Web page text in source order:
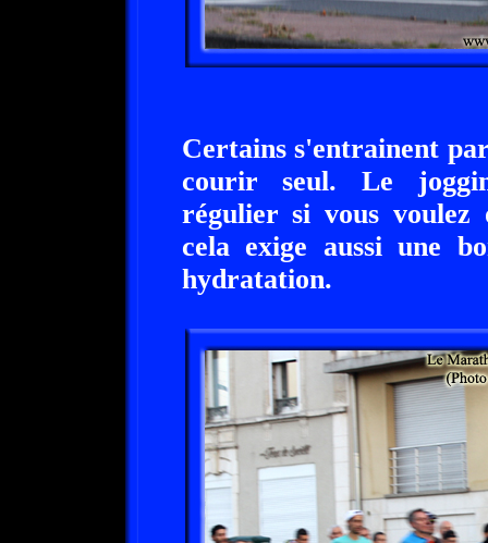
Certains s'entrainent
courir seul. Le
régulier si vous voulez
cela exige aussi une
hydratation.